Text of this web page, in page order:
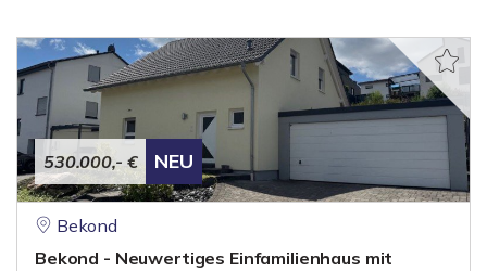
530.000,- € NEU
Bekond
Bekond - Neuwertiges Einfamilienhaus mit